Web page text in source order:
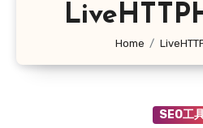
Home
SEO工